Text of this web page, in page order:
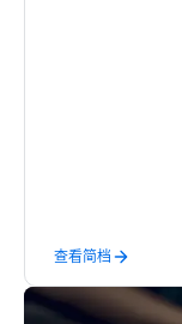
查看简档